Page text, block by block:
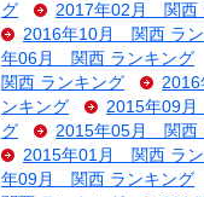
グ
2017年02月 関西
2016年10月 関西 ラ
年06月 関西 ランキング
関西 ランキング
ンキング
2015年09
グ
2015年05月 関西
2015年01月 関西 ラ
年09月 関西 ランキング